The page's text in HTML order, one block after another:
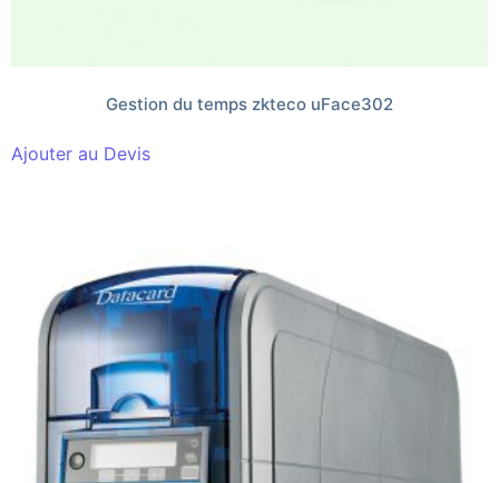
Gestion du temps zkteco uFace302
Ajouter au Devis